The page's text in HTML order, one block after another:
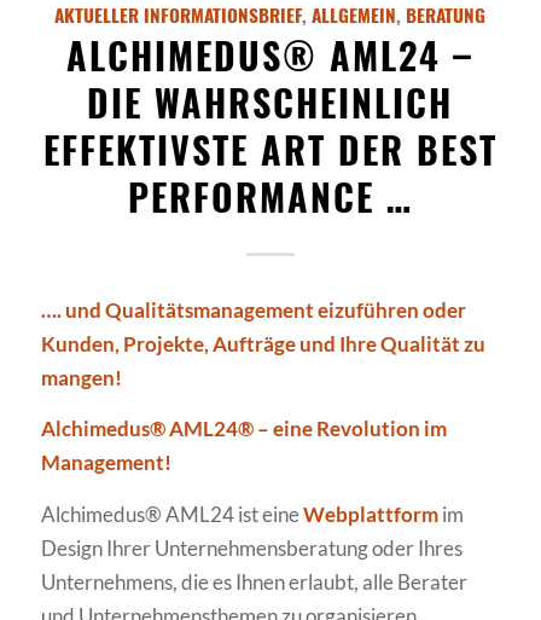
AKTUELLER INFORMATIONSBRIEF,ALLGEMEIN, BERATUNG
ALCHIMEDUS® AML24 –
DIE WAHRSCHEINLICH
EFFEKTIVSTE ART DER BEST
PERFORMANCE …
…. und Qualitätsmanagement eizuführen oder
Kunden, Projekte, Aufträge und Ihre Qualität zu
mangen!
Alchimedus® AML24® – eine Revolution im
Management!
Alchimedus® AML24 ist eineWebplattformim
Design Ihrer Unternehmensberatung oder Ihres
Unternehmens, die es Ihnen erlaubt, alle Berater